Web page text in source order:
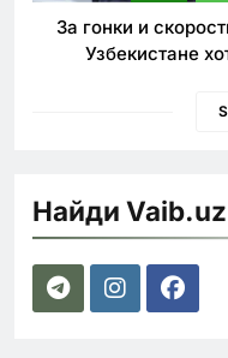
За гонки и
Узбекистане
Найди Vaib.uz